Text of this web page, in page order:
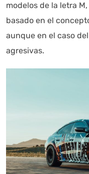
modelos de la letra
basado en el
aunque en el caso
agresivas.